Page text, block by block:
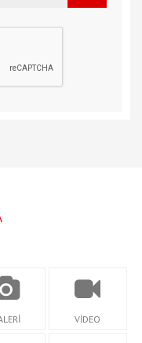
VİDEO